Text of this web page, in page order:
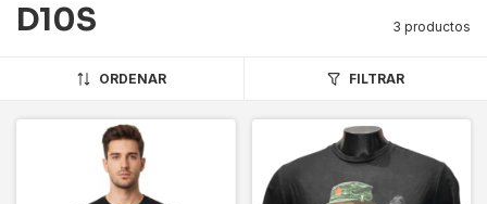
D10S 3 productos
ORDENAR FILTRAR